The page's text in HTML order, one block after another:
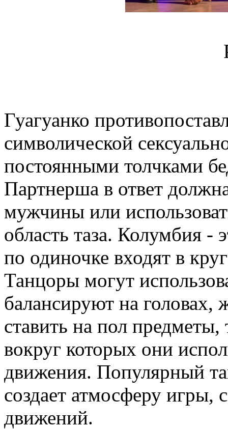
Гуагуанко
символической
постоянными толчками
Партнерша в ответ
мужчины или
область таза. Колумбия -
по одиночке входят в
Танцоры могут
балансируют на головах,
ставить на пол
вокруг которых они
движения. Популярный
создает атмосферу игры,
движений.